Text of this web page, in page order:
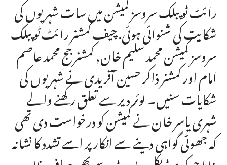
رائٹ ٹو پبلک سروسز کمیشن میں سات شہریوں کی
شکایت کی شنوائی ہوئی. چیف کمشنر رائٹ ٹو پبلک
سروسز کمیشن محمد سلیم خان, کمشنر جج محمد عاصم
امام اور کمشنر ذاکر حسین آفریدی نے شہریوں کی
شکایات سنیں۔ لوئر دیر سے تعلق رکھنے والے
شہری یاسر خان نے کمیشن کو درخواست دی تھی
کہ جھوٹی گواہی دینے سے انکار پر اسے تشدد کا نشانہ